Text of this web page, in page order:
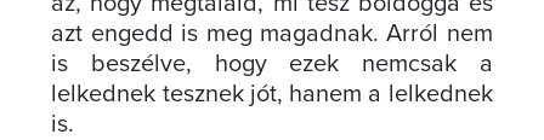
azt engedd is meg magadnak. Arról nem
is beszélve, hogy ezek nemcsak a
lelkednek tesznek jót, hanem a lelkednek
is.